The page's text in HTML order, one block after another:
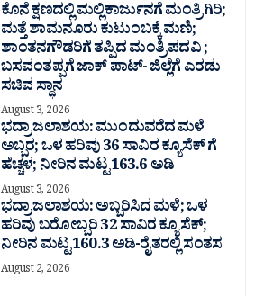
ಕೊನೆ ಕ್ಷಣದಲ್ಲಿ ಮಲ್ಲಿಕಾರ್ಜುನಗೆ ಮಂತ್ರಿಗಿರಿ;
ಮತ್ತೆ ಶಾಮನೂರು ಕುಟುಂಬಕ್ಕೆ ಮಣಿ;
ಶಾಂತನಗೌಡರಿಗೆ ತಪ್ಪಿದ ಮಂತ್ರಿ ಪದವಿ ;
ಬಸವಂತಪ್ಪಗೆ ಜಾಕ್ ಪಾಟ್- ಜಿಲ್ಲೆಗೆ ಎರಡು
ಸಚಿವ ಸ್ಥಾನ
August 3, 2026
ಭದ್ರಾ ಜಲಾಶಯ: ಮುಂದುವರೆದ ಮಳೆ
ಅಬ್ಬರ; ಒಳ ಹರಿವು 36 ಸಾವಿರ‌ ಕ್ಯೂಸೆಕ್ ಗೆ
ಹೆಚ್ಚಳ; ನೀರಿನ ಮಟ್ಟ 163.6 ಅಡಿ
August 3, 2026
ಭದ್ರಾ ಜಲಾಶಯ: ಅಬ್ಬರಿಸಿದ ಮಳೆ; ಒಳ
ಹರಿವು ಬರೋಬ್ಬರಿ 32 ಸಾವಿರ‌ ಕ್ಯೂಸೆಕ್;
ನೀರಿನ ಮಟ್ಟ 160.3 ಅಡಿ-ರೈತರಲ್ಲಿ ಸಂತಸ
August 2, 2026